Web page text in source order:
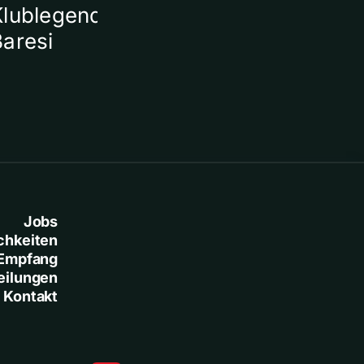
Franco
Jobs
Kontakt